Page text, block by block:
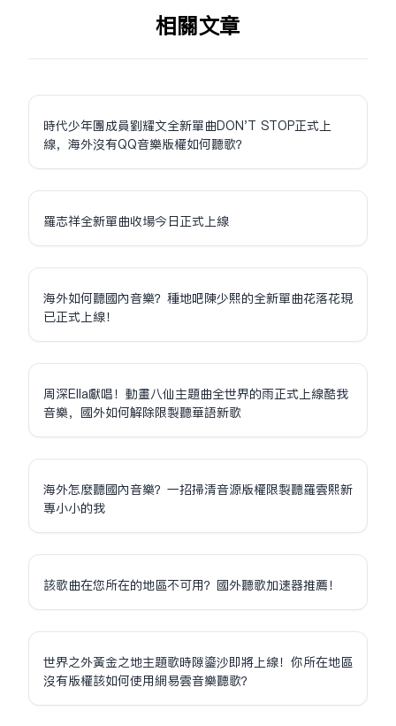
相关文章
時代少年團成員劉耀文全新單曲DON'T STOP正式上
線，海外沒有QQ音樂版權如何聽歌？
羅志祥全新單曲收場今日正式上線
海外如何聽國內音樂？種地吧陳少熙的全新單曲花落花現
已正式上線！
周深Ella獻唱！動畫八仙主題曲全世界的雨正式上線酷我
音樂，國外如何解除限制聽華語新歌
海外怎麼聽國內音樂？一招掃清音源版權限制聽羅雲熙新
專小小的我
該歌曲在您所在的地區不可用？國外聽歌加速器推薦！
世界之外黃金之地主題歌時隙鎏沙即將上線！你所在地區
沒有版權該如何使用網易雲音樂聽歌？